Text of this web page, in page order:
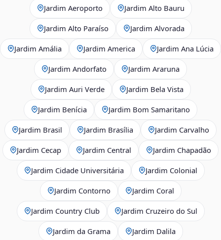
Jardim Aeroporto Jardim Alto Bauru
Jardim Alto Paraíso Jardim Alvorada
Jardim Amália Jardim America Jardim Ana Lúcia
Jardim Andorfato Jardim Araruna
Jardim Auri Verde Jardim Bela Vista
Jardim Benícia Jardim Bom Samaritano
Jardim Brasil Jardim Brasília Jardim Carvalho
Jardim Cecap Jardim Central Jardim Chapadão
Jardim Cidade Universitária Jardim Colonial
Jardim Contorno Jardim Coral
Jardim Country Club Jardim Cruzeiro do Sul
Jardim da Grama Jardim Dalila